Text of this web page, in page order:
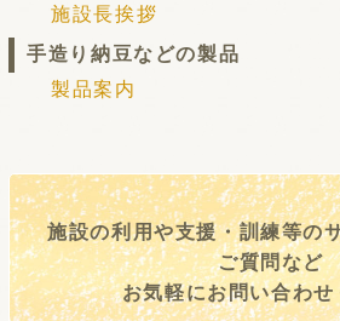
施設長挨拶
手造り納豆などの製品
製品案内
施設の利用や支援・訓練等の
ご質問など
お気軽にお問い合わせ